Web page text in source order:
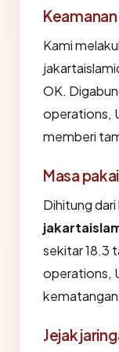
Kami
OK.
operations,
memberi
Masa pakai
Dihitung
sekitar 18.3
operations,
Jejak